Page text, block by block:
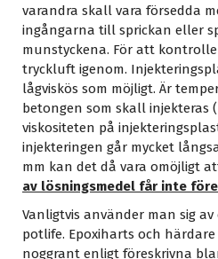
varandra skall vara försedda
ingångarna till sprickan eller
munstyckena. För att
tryckluft igenom.
lågviskös som möjligt. Är
betongen som skall injekteras
viskositeten på
injekteringen går mycket
mm kan det då vara omöjligt
av lösningsmedel får inte
Vanligtvis använder man sig
potlife. Epoxiharts och
noggrant enligt föreskrivna